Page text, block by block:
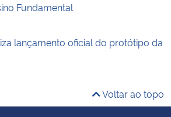
Fundamental
lançamento oficial do protótipo da
Voltar ao topo